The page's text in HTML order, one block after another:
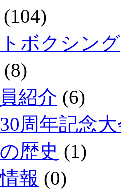
(104)
ボクシング
(8)
紹介 (6)
周年記念
歴史 (1)
報 (0)